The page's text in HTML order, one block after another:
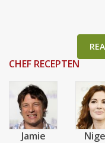
CHEF RECEPTEN
Jamie